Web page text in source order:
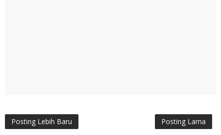
Posting Lebih Baru Posting Lama